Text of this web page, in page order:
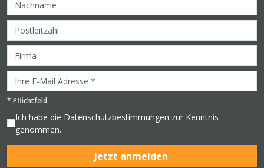
* Pflichtfeld
Ich habe die Datenschutzbestimmungen zur Kenntnis
genommen.
Jetzt anmelden